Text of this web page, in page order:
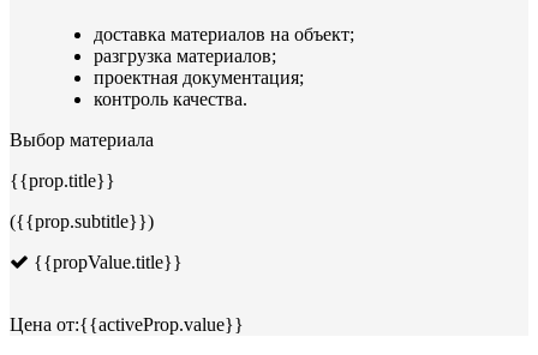
доставка материалов на объект;
разгрузка материалов;
проектная документация;
контроль качества.
Выбор материала
{{prop.title}}
({{prop.subtitle}})
{{propValue.title}}
Цена от:{{activeProp.value}}